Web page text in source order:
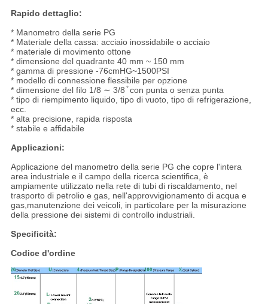
Rapido dettaglio:
* Manometro della serie PG
* Materiale della cassa: acciaio inossidabile o acciaio
* materiale di movimento ottone
* dimensione del quadrante 40 mm ~ 150 mm
* gamma di pressione -76cmHG~1500PSI
* modello di connessione flessibile per opzione
* dimensione del filo 1/8 ∼ 3/8 ̊ con punta o senza punta
* tipo di riempimento liquido, tipo di vuoto, tipo di refrigerazione,
ecc.
* alta precisione, rapida risposta
* stabile e affidabile
Applicazioni:
Applicazione del manometro della serie PG che copre l'intera
area industriale e il campo della ricerca scientifica, è
ampiamente utilizzato nella rete di tubi di riscaldamento, nel
trasporto di petrolio e gas, nell'approvvigionamento di acqua e
gas,manutenzione dei veicoli, in particolare per la misurazione
della pressione dei sistemi di controllo industriali.
Specificità:
Codice d'ordine